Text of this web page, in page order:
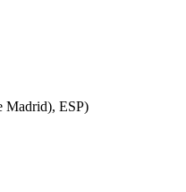
Madrid), ESP)